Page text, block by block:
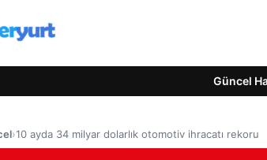
Güncel
›10 ayda 34 milyar dolarlık otomotiv ihracatı rekoru